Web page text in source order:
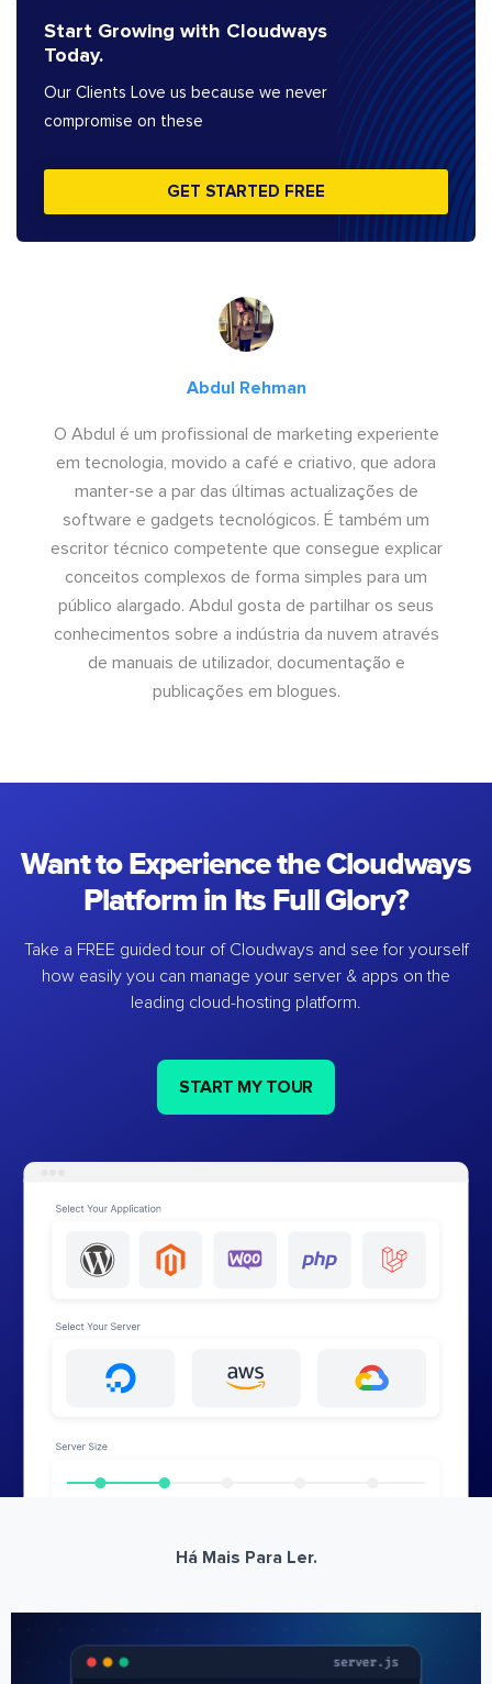
Start Growing with Cloudways
Today.
Our Clients Love us because we never
compromise on these
GET STARTED FREE
Abdul Rehman
O Abdul é um profissional de marketing experiente
em tecnologia, movido a café e criativo, que adora
manter-se a par das últimas actualizações de
software e gadgets tecnológicos. É também um
escritor técnico competente que consegue explicar
conceitos complexos de forma simples para um
público alargado. Abdul gosta de partilhar os seus
conhecimentos sobre a indústria da nuvem através
de manuais de utilizador, documentação e
publicações em blogues.
Want to Experience the Cloudways
Platform in Its Full Glory?
Take a FREE guided tour of Cloudways and see for yourself
how easily you can manage your server & apps on the
leading cloud-hosting platform.
START MY TOUR
Há Mais Para Ler.